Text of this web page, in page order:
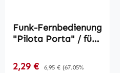
Funk-Fernbedienung
"Pilota Porta" / für
Magnetkontakt
Verkaufspreis:
2,29 € Regulärer Preis:
6,95 € (67.05%